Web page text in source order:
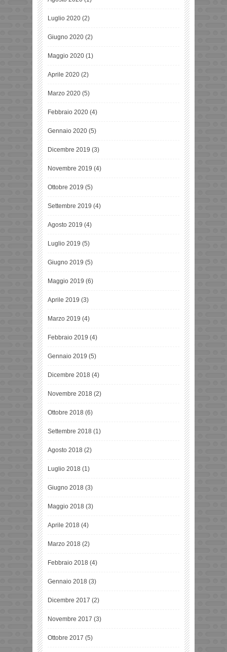
Luglio 2020 (2)
Giugno 2020 (2)
Maggio 2020 (1)
Aprile 2020 (2)
Marzo 2020 (5)
Febbraio 2020 (4)
Gennaio 2020 (5)
Dicembre 2019 (3)
Novembre 2019 (4)
Ottobre 2019 (5)
Settembre 2019 (4)
Agosto 2019 (4)
Luglio 2019 (5)
Giugno 2019 (5)
Maggio 2019 (6)
Aprile 2019 (3)
Marzo 2019 (4)
Febbraio 2019 (4)
Gennaio 2019 (5)
Dicembre 2018 (4)
Novembre 2018 (2)
Ottobre 2018 (6)
Settembre 2018 (1)
Agosto 2018 (2)
Luglio 2018 (1)
Giugno 2018 (3)
Maggio 2018 (3)
Aprile 2018 (4)
Marzo 2018 (2)
Febbraio 2018 (4)
Gennaio 2018 (3)
Dicembre 2017 (2)
Novembre 2017 (3)
Ottobre 2017 (5)